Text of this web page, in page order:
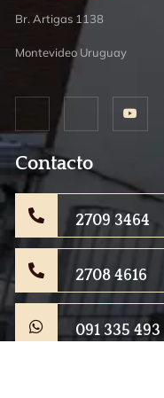
Br. Artigas 1138
Montevideo Uruguay
Contacto
2709 3464
2708 4616
091 335 493